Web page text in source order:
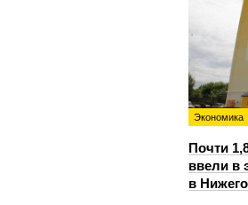
Экономика
Почти
ввели в
в